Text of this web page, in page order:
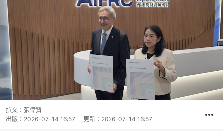
撰文： 張偉賢
出版： 2026-07-14 16:57 更新： 2026-07-14 16:57